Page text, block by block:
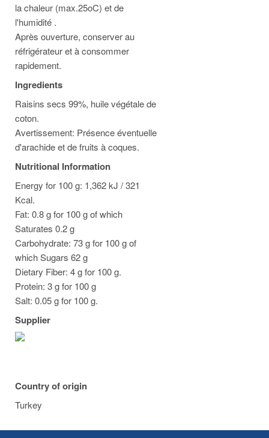
la chaleur (max.25oC) et de
l'humidité .
Après ouverture, conserver au
réfrigérateur et à consommer
rapidement.
Ingredients
Raisins secs 99%, huile végétale de
coton.
Avertissement: Présence éventuelle
d'arachide et de fruits à coques.
Nutritional Information
Energy for 100 g: 1,362 kJ / 321
Kcal.
Fat: 0.8 g for 100 g of which
Saturates 0.2 g
Carbohydrate: 73 g for 100 g of
which Sugars 62 g
Dietary Fiber: 4 g for 100 g.
Protein: 3 g for 100 g
Salt: 0.05 g for 100 g.
Supplier
Country of origin
Turkey